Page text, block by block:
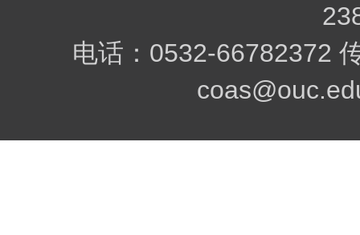
电话：0532-66782372